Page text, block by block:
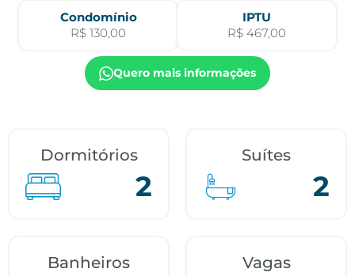
Condomínio
R$ 130,00
IPTU
R$ 467,00
Quero mais informações
Dormitórios
2
Suítes
2
Banheiros Vagas